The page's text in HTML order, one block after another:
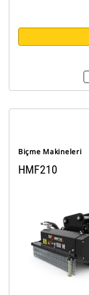
Biçme Makineleri
HMF210